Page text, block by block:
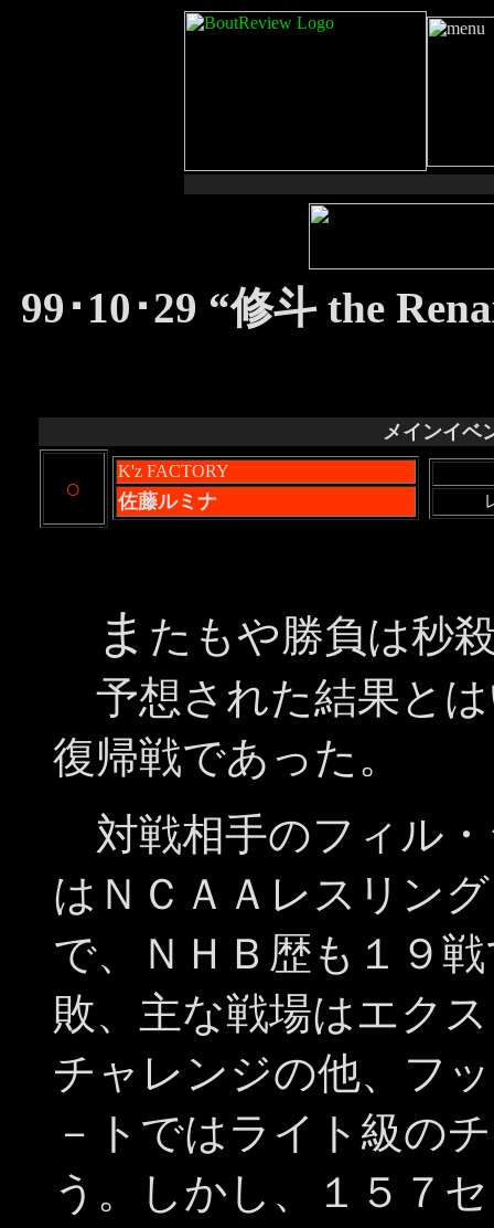
99･10･29 “修斗 the
メインイベ
○
K'z FACTORY
佐藤ルミナ
ま たもや勝負は秒
予想された結果と
復帰戦であった。
対戦相手のフィル
はＮＣＡＡレスリン
で、ＮＨＢ歴も１９
敗、主な戦場はエク
チャレンジの他、フ
－トではライト級の
う。しかし、１５７